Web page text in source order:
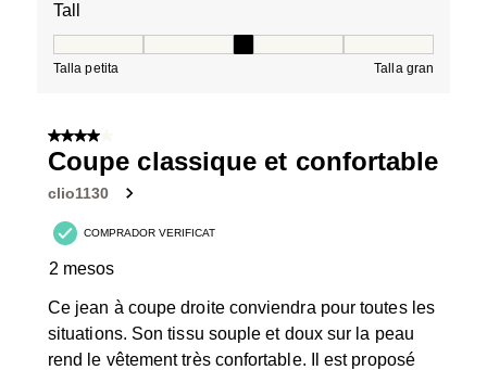
Tall
Talla petita Talla gran
4 de 5 estrelles.
Coupe classique et confortable
clio1130
COMPRADOR VERIFICAT
2 mesos
Ce jean à coupe droite conviendra pour toutes les
situations. Son tissu souple et doux sur la peau
rend le vêtement très confortable. Il est proposé